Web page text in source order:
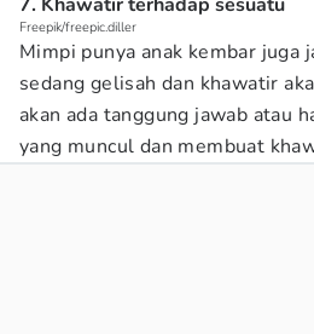
Freepik/freepic.diller
Mimpi punya anak kembar juga
sedang gelisah dan khawatir
akan ada tanggung jawab atau
yang muncul dan membuat